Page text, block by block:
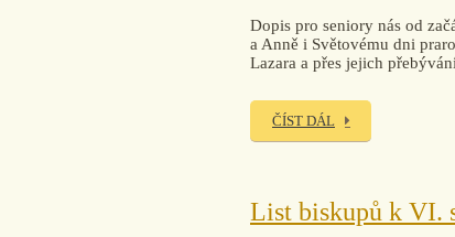
Dopis pro seniory nás od
a Anně i Světovému dni
Lazara a přes jejich
ČÍST DÁL
List biskupů k VI.